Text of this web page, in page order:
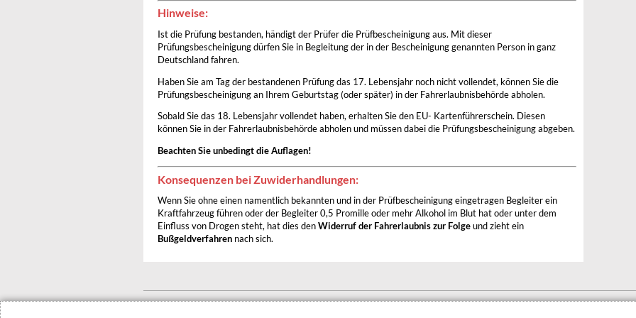
Hinweise:
Ist die Prüfung bestanden, händigt der Prüfer die Prüfbescheinigung aus. Mit dieser
Prüfungsbescheinigung dürfen Sie in Begleitung der in der Bescheinigung genannten Person in ganz
Deutschland fahren.
Haben Sie am Tag der bestandenen Prüfung das 17. Lebensjahr noch nicht vollendet, können Sie die
Prüfungsbescheinigung an Ihrem Geburtstag (oder später) in der Fahrerlaubnisbehörde abholen.
Sobald Sie das 18. Lebensjahr vollendet haben, erhalten Sie den EU- Kartenführerschein. Diesen
können Sie in der Fahrerlaubnisbehörde abholen und müssen dabei die Prüfungsbescheinigung abgeben.
Beachten Sie unbedingt die Auflagen!
Konsequenzen bei Zuwiderhandlungen:
Wenn Sie ohne einen namentlich bekannten und in der Prüfbescheinigung eingetragen Begleiter ein
Kraftfahrzeug führen oder der Begleiter 0,5 Promille oder mehr Alkohol im Blut hat oder unter dem
Einfluss von Drogen steht, hat dies den Widerruf der Fahrerlaubnis zur Folge und zieht ein
Bußgeldverfahren nach sich.
© 2022 Stadt Dessau-Roßlau BARRIEREFREIHEIT DATENSCHUTZERKLÄRUNG